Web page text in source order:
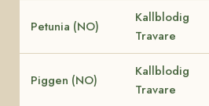
Petunia (NO)
Kallblodig
Travare
Piggen (NO)
Kallblodig
Travare